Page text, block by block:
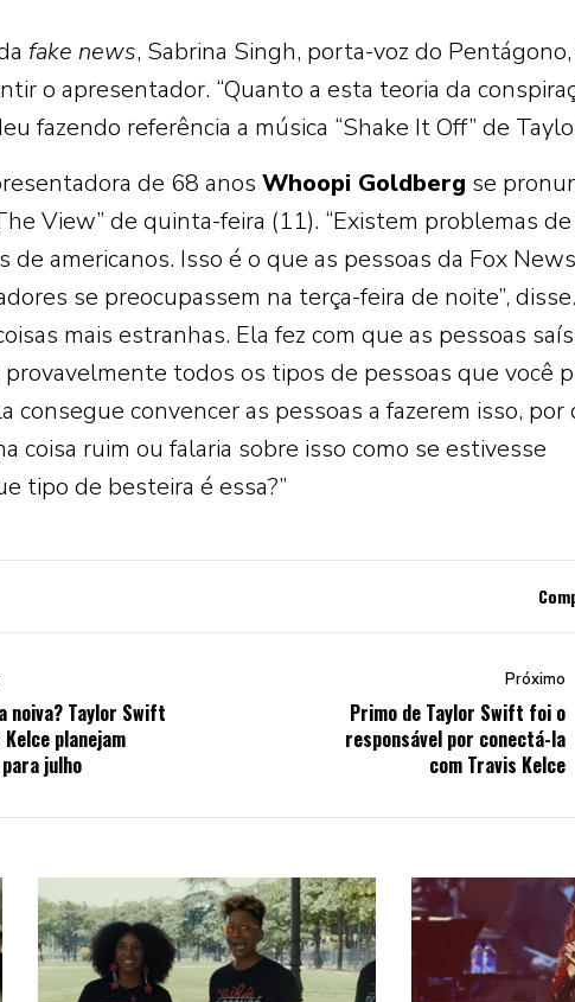
fake news, Sabrina Singh, porta-voz do
o apresentador. “Quanto a esta teoria da
fazendo referência a música “Shake It Off” de
de 68 anos Whoopi Goldberg se
View” de quinta-feira (11). “Existem problemas
de americanos. Isso é o que as pessoas da Fox
se preocupassem na terça-feira de noite”,
mais estranhas. Ela fez com que as pessoas
todos os tipos de pessoas que você
consegue convencer as pessoas a fazerem isso, por
coisa ruim ou falaria sobre isso como se estivesse
tipo de besteira é essa?”
noiva? Taylor Swift
planejam
julho
Próximo
Primo de Taylor Swift foi o
responsável por conectá-la
com Travis Kelce